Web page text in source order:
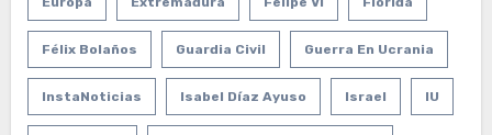
Félix Bolaños Guardia Civil Guerra En Ucrania
InstaNoticias Isabel Díaz Ayuso Israel IU